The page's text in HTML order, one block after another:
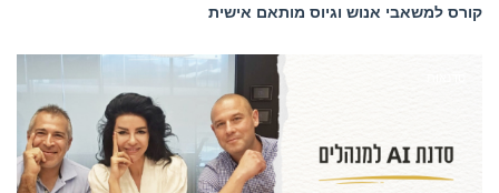
קורס למשאבי אנוש וגיוס מותאם אישית